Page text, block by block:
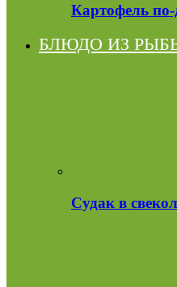
Картофель по-
БЛЮДО ИЗ
Судак в